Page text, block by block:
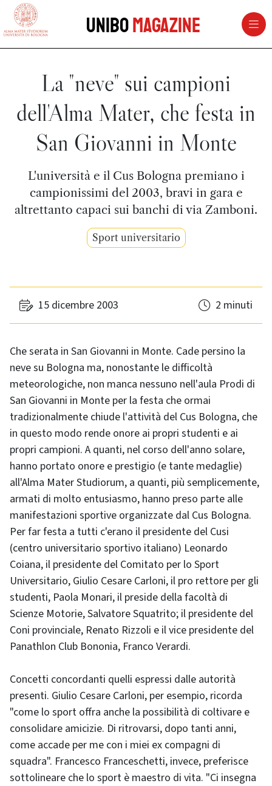
vai al contenuto della pagina
UniboMagazine
La "neve" sui campioni
dell'Alma Mater, che festa in
San Giovanni in Monte
L'università e il Cus Bologna premiano i
campionissimi del 2003, bravi in gara e
altrettanto capaci sui banchi di via Zamboni.
Sport universitario
15 dicembre 2003 2 minuti
Che serata in San Giovanni in Monte. Cade persino la
neve su Bologna ma, nonostante le difficoltà
meteorologiche, non manca nessuno nell'aula Prodi di
San Giovanni in Monte per la festa che ormai
tradizionalmente chiude l'attività del Cus Bologna, che
in questo modo rende onore ai propri studenti e ai
propri campioni. A quanti, nel corso dell'anno solare,
hanno portato onore e prestigio (e tante medaglie)
all'Alma Mater Studiorum, a quanti, più semplicemente,
armati di molto entusiasmo, hanno preso parte alle
manifestazioni sportive organizzate dal Cus Bologna.
Per far festa a tutti c'erano il presidente del Cusi
(centro universitario sportivo italiano) Leonardo
Coiana, il presidente del Comitato per lo Sport
Universitario, Giulio Cesare Carloni, il pro rettore per gli
studenti, Paola Monari, il preside della facoltà di
Scienze Motorie, Salvatore Squatrito; il presidente del
Coni provinciale, Renato Rizzoli e il vice presidente del
Panathlon Club Bononia, Franco Verardi.
Concetti concordanti quelli espressi dalle autorità
presenti. Giulio Cesare Carloni, per esempio, ricorda
"come lo sport offra anche la possibilità di coltivare e
consolidare amicizie. Di ritrovarsi, dopo tanti anni,
come accade per me con i miei ex compagni di
squadra". Francesco Franceschetti, invece, preferisce
sottolineare che lo sport è maestro di vita. "Ci insegna